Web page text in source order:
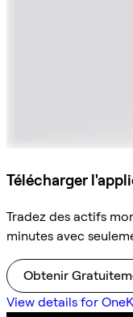
Télécharger
Tradez des actifs
minutes avec
Obtenir
View details for